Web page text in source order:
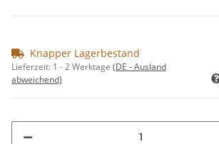
Knapper Lagerbestand
Lieferzeit: 1 - 2 Werktage (DE - Ausland
abweichend)